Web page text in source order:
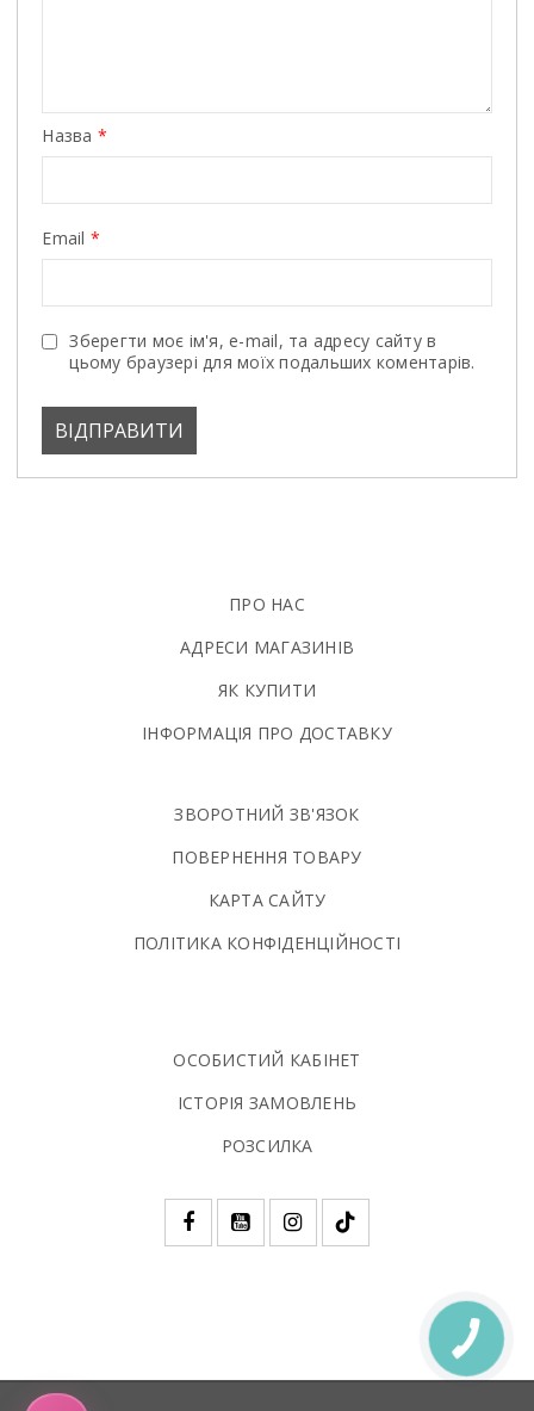
Назва *
Email *
Зберегти моє ім'я, e-mail, та адресу сайту в
цьому браузері для моїх подальших коментарів.
ПРО НАС
АДРЕСИ МАГАЗИНІВ
ЯК КУПИТИ
ІНФОРМАЦІЯ ПРО ДОСТАВКУ
ЗВОРОТНИЙ ЗВ'ЯЗОК
ПОВЕРНЕННЯ ТОВАРУ
КАРТА САЙТУ
ПОЛIТИКА КОНФIДЕНЦIЙНОСТI
ОСОБИСТИЙ КАБІНЕТ
ІСТОРІЯ ЗАМОВЛЕНЬ
РОЗСИЛКА
КНОПКА
ЗВ'ЯЗКУ